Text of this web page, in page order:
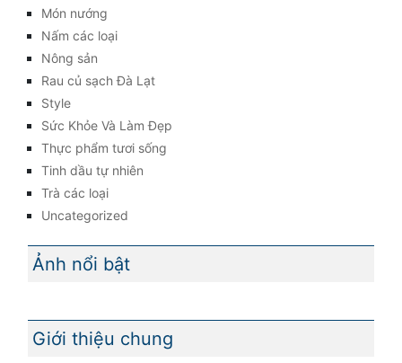
Món nướng
Nấm các loại
Nông sản
Rau củ sạch Đà Lạt
Style
Sức Khỏe Và Làm Đẹp
Thực phẩm tươi sống
Tinh dầu tự nhiên
Trà các loại
Uncategorized
Ảnh nổi bật
Giới thiệu chung